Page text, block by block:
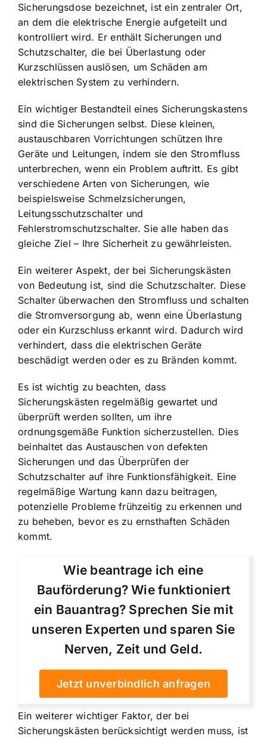
Sicherungsdose bezeichnet, ist ein zentraler Ort,
an dem die elektrische Energie aufgeteilt und
kontrolliert wird. Er enthält Sicherungen und
Schutzschalter, die bei Überlastung oder
Kurzschlüssen auslösen, um Schäden am
elektrischen System zu verhindern.
Ein wichtiger Bestandteil eines Sicherungskastens
sind die Sicherungen selbst. Diese kleinen,
austauschbaren Vorrichtungen schützen Ihre
Geräte und Leitungen, indem sie den Stromfluss
unterbrechen, wenn ein Problem auftritt. Es gibt
verschiedene Arten von Sicherungen, wie
beispielsweise Schmelzsicherungen,
Leitungsschutzschalter und
Fehlerstromschutzschalter. Sie alle haben das
gleiche Ziel – Ihre Sicherheit zu gewährleisten.
Ein weiterer Aspekt, der bei Sicherungskästen
von Bedeutung ist, sind die Schutzschalter. Diese
Schalter überwachen den Stromfluss und schalten
die Stromversorgung ab, wenn eine Überlastung
oder ein Kurzschluss erkannt wird. Dadurch wird
verhindert, dass die elektrischen Geräte
beschädigt werden oder es zu Bränden kommt.
Es ist wichtig zu beachten, dass
Sicherungskästen regelmäßig gewartet und
überprüft werden sollten, um ihre
ordnungsgemäße Funktion sicherzustellen. Dies
beinhaltet das Austauschen von defekten
Sicherungen und das Überprüfen der
Schutzschalter auf ihre Funktionsfähigkeit. Eine
regelmäßige Wartung kann dazu beitragen,
potenzielle Probleme frühzeitig zu erkennen und
zu beheben, bevor es zu ernsthaften Schäden
kommt.
Wie beantrage ich eine
Bauförderung? Wie funktioniert
ein Bauantrag? Sprechen Sie mit
unseren Experten und sparen Sie
Nerven, Zeit und Geld.
Jetzt unverbindlich anfragen
Ein weiterer wichtiger Faktor, der bei
Sicherungskästen berücksichtigt werden muss, ist